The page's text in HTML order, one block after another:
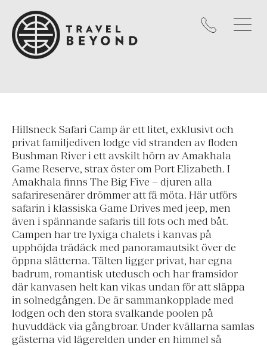
Hillsneck Safari Camp är ett litet, exklusivt och
privat familjediven lodge vid stranden av floden
Bushman River i ett avskilt hörn av Amakhala
Game Reserve, strax öster om Port Elizabeth. I
Amakhala finns The Big Five – djuren alla
safariresenärer drömmer att fä möta. Här utförs
safarin i klassiska Game Drives med jeep, men
även i spännande safaris till fots och med båt.
Campen har tre lyxiga chalets i kanvas på
upphöjda trädäck med panoramautsikt över de
öppna slätterna. Tälten ligger privat, har egna
badrum, romantisk utedusch och har framsidor
där kanvasen helt kan vikas undan för att släppa
in solnedgången. De är sammankopplade med
lodgen och den stora svalkande poolen på
huvuddäck via gångbroar. Under kvällarna samlas
gästerna vid lägerelden under en himmel så